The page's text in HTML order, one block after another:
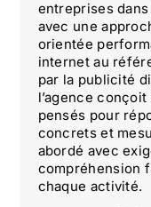
entreprises
avec une
orientée
internet au
par la publicité
l’agence
pensés pour
concrets et
abordé avec
compréhension
chaque activité.